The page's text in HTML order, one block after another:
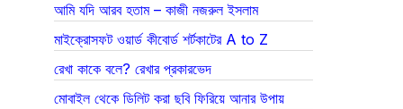
আমি যদি আরব হতাম – কাজী নজরুল ইসলাম
মাইক্রোসফট ওয়ার্ড কীবোর্ড শর্টকাটের A to Z
রেখা কাকে বলে? রেখার প্রকারভেদ
মোবাইল থেকে ডিলিট করা ছবি ফিরিয়ে আনার উপায়